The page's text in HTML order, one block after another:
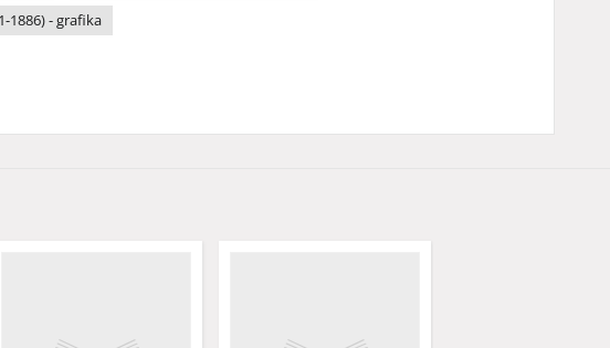
1886) - grafika